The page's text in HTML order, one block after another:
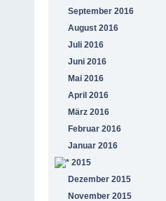
September 2016
August 2016
Juli 2016
Juni 2016
Mai 2016
April 2016
März 2016
Februar 2016
Januar 2016
2015
Dezember 2015
November 2015